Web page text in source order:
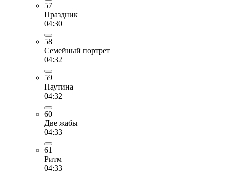
57
Праздник
04:30
58
Семейный портрет
04:32
59
Паутина
04:32
60
Две жабы
04:33
61
Ритм
04:33